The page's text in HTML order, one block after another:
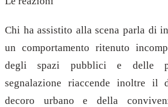
Chi ha assistito alla scena parla di
un comportamento ritenuto
degli spazi pubblici e delle
segnalazione riaccende inoltre il
decoro urbano e della